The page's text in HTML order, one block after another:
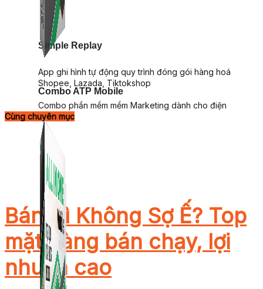
Combo ATP Mobile
Combo phần mềm mềm Marketing dành cho điện
thoại.
Simple Replay
App ghi hình tự động quy trình đóng gói hàng hoá
Shopee, Lazada, Tiktokshop
Cùng chuyên mục
Bán Gì Không Sợ Ế? Top
mặt hàng bán chạy, lợi
nhuận cao